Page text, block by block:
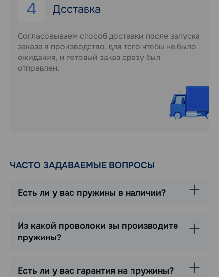
4 Доставка
Согласовываем способ доставки после запуска
заказа в производство, для того чтобы не было
ожидания, и готовый заказ сразу был
отправлен.
ЧАСТО ЗАДАВАЕМЫЕ ВОПРОСЫ
Есть ли у вас пружины в наличии?
Из какой проволоки вы производите
пружины?
Есть ли у вас гарантия на пружины?